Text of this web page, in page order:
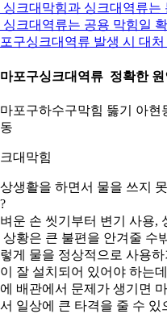
싱크대막힘과 싱크대역류는
싱크대역류는 공용 막힘일
구싱크대역류 발생 시 대처
포구싱크대역류 정확한 원
대막힘
생활을 하면서 물을 쓰지
운 손 씻기부터 변기 사용,
상황은 큰 불편을 안겨줄 수
게 물을 정상적으로 사용
잘 설치되어 있어야 하는
배관에서 문제가 생기면
일상에 큰 타격을 줄 수 있